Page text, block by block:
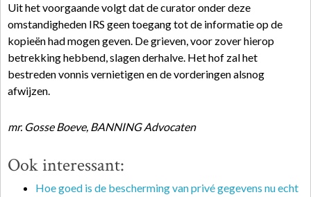
Uit het voorgaande volgt dat de curator onder deze
omstandigheden IRS geen toegang tot de informatie op de
kopieën had mogen geven. De grieven, voor zover hierop
betrekking hebbend, slagen derhalve. Het hof zal het
bestreden vonnis vernietigen en de vorderingen alsnog
afwijzen.
mr. Gosse Boeve, BANNING Advocaten
Ook interessant:
Hoe goed is de bescherming van privé gegevens nu echt